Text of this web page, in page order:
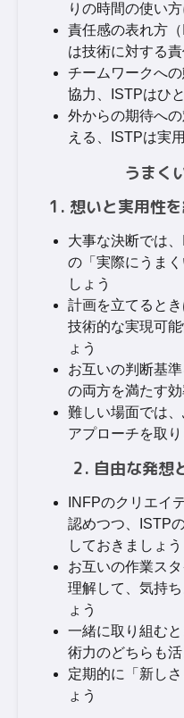
りの時間の使い
責任感の表れ方
は技術に対する責
チームワークへ
協力、ISTPはひ
外からの期待へ
える、ISTPは実
うまく
1. 想いと実用性
大事な決断では
の「実際にうま
しょう
計画を立てると
技術的な実現可
ょう
お互いの判断基
の両方を満たす
難しい場面では
アプローチを取り
2. 自由な発想
INFPのクリエイ
認めつつ、ISTP
しておきましょう
お互いの作業ス
理解して、気持
ょう
一緒に取り組む
術力のどちらも
定期的に「新し
ょう